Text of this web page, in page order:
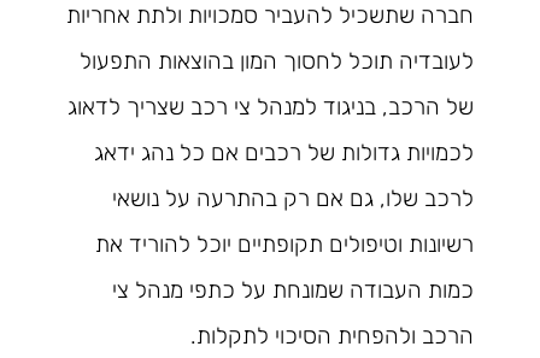
חברה שתשכיל להעביר סמכויות ולתת אחריות
לעובדיה תוכל לחסוך המון בהוצאות התפעול
של הרכב, בניגוד למנהל צי רכב שצריך לדאוג
לכמויות גדולות של רכבים אם כל נהג ידאג
לרכב שלו, גם אם רק בהתרעה על נושאי
רשיונות וטיפולים תקופתיים יוכל להוריד את
כמות העבודה שמונחת על כתפי מנהל צי
הרכב ולהפחית הסיכוי לתקלות.